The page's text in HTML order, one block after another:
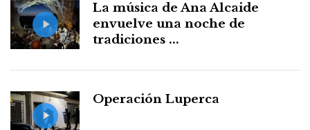
La música de Ana Alcaide
envuelve una noche de
tradiciones ...
Operación Luperca